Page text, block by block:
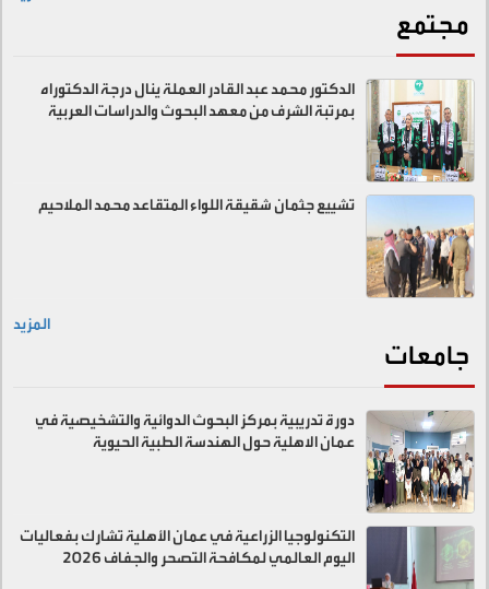
مجتمع
الدكتور محمد عبد القادر العملة ينال درجة الدكتوراه
بمرتبة الشرف من معهد البحوث والدراسات العربية
تشييع جثمان شقيقة اللواء المتقاعد محمد الملاحيم
المزيد
جامعات
دورة تدريبية بمركز البحوث الدوائية والتشخيصية في
عمان الاهلية حول الهندسة الطبية الحيوية
التكنولوجيا الزراعية في عمان الأهلية تشارك بفعاليات
اليوم العالمي لمكافحة التصحر والجفاف 2026